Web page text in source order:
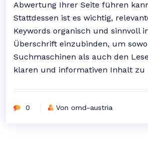
Abwertung Ihrer Seite führen
Stattdessen ist es wichtig,
Keywords organisch und sinnvoll
Überschrift einzubinden, um
Suchmaschinen als auch den
klaren und informativen Inhalt zu
0 Von omd-austria